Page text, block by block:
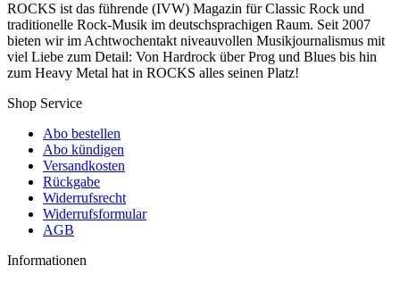
ROCKS ist das führende (IVW) Magazin für Classic Rock und
traditionelle Rock-Musik im deutschsprachigen Raum. Seit 2007
bieten wir im Achtwochentakt niveauvollen Musikjournalismus mit
viel Liebe zum Detail: Von Hardrock über Prog und Blues bis hin
zum Heavy Metal hat in ROCKS alles seinen Platz!
Shop Service
Abo bestellen
Abo kündigen
Versandkosten
Rückgabe
Widerrufsrecht
Widerrufsformular
AGB
Informationen